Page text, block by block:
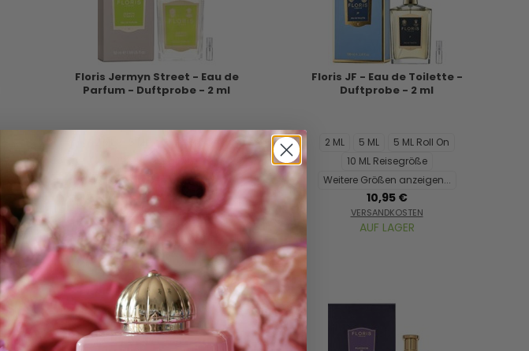
Floris Jermyn Street - Eau de
Parfum - Duftprobe - 2 ml
5 ML Roll On
10 ML Reisegröße
Weitere Größen anzeigen...
11,95 €
VERSANDKOSTEN
AUF LAGER
Floris JF - Eau de Toilette -
Duftprobe - 2 ml
2 ML 5 ML
5 ML Roll On
10 ML Reisegröße
Weitere Größen anzeigen...
10,95 €
VERSANDKOSTEN
AUF LAGER